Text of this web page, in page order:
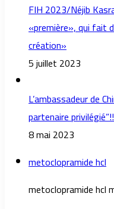
FIH 2023/Néjib
«première», qui fait
création»
5 juillet 2023
L’ambassadeur de
partenaire
8 mai 2023
metoclopramide hcl
metoclopramide hcl